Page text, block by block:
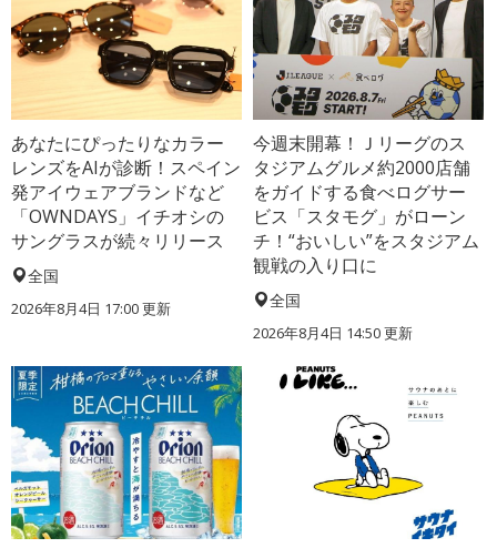
あなたにぴったりなカラー
レンズをAIが診断！スペイン
発アイウェアブランドなど
「OWNDAYS」イチオシの
サングラスが続々リリース
全国
2026年8月4日 17:00更新
今週末開幕！Ｊリーグのス
タジアムグルメ約2000店舗
をガイドする食べログサー
ビス「スタモグ」がローン
チ！“おいしい”をスタジアム
観戦の入り口に
全国
2026年8月4日 14:50更新